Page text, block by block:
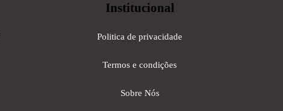
Institucional
Politica de privacidade
Termos e condições
Sobre Nós